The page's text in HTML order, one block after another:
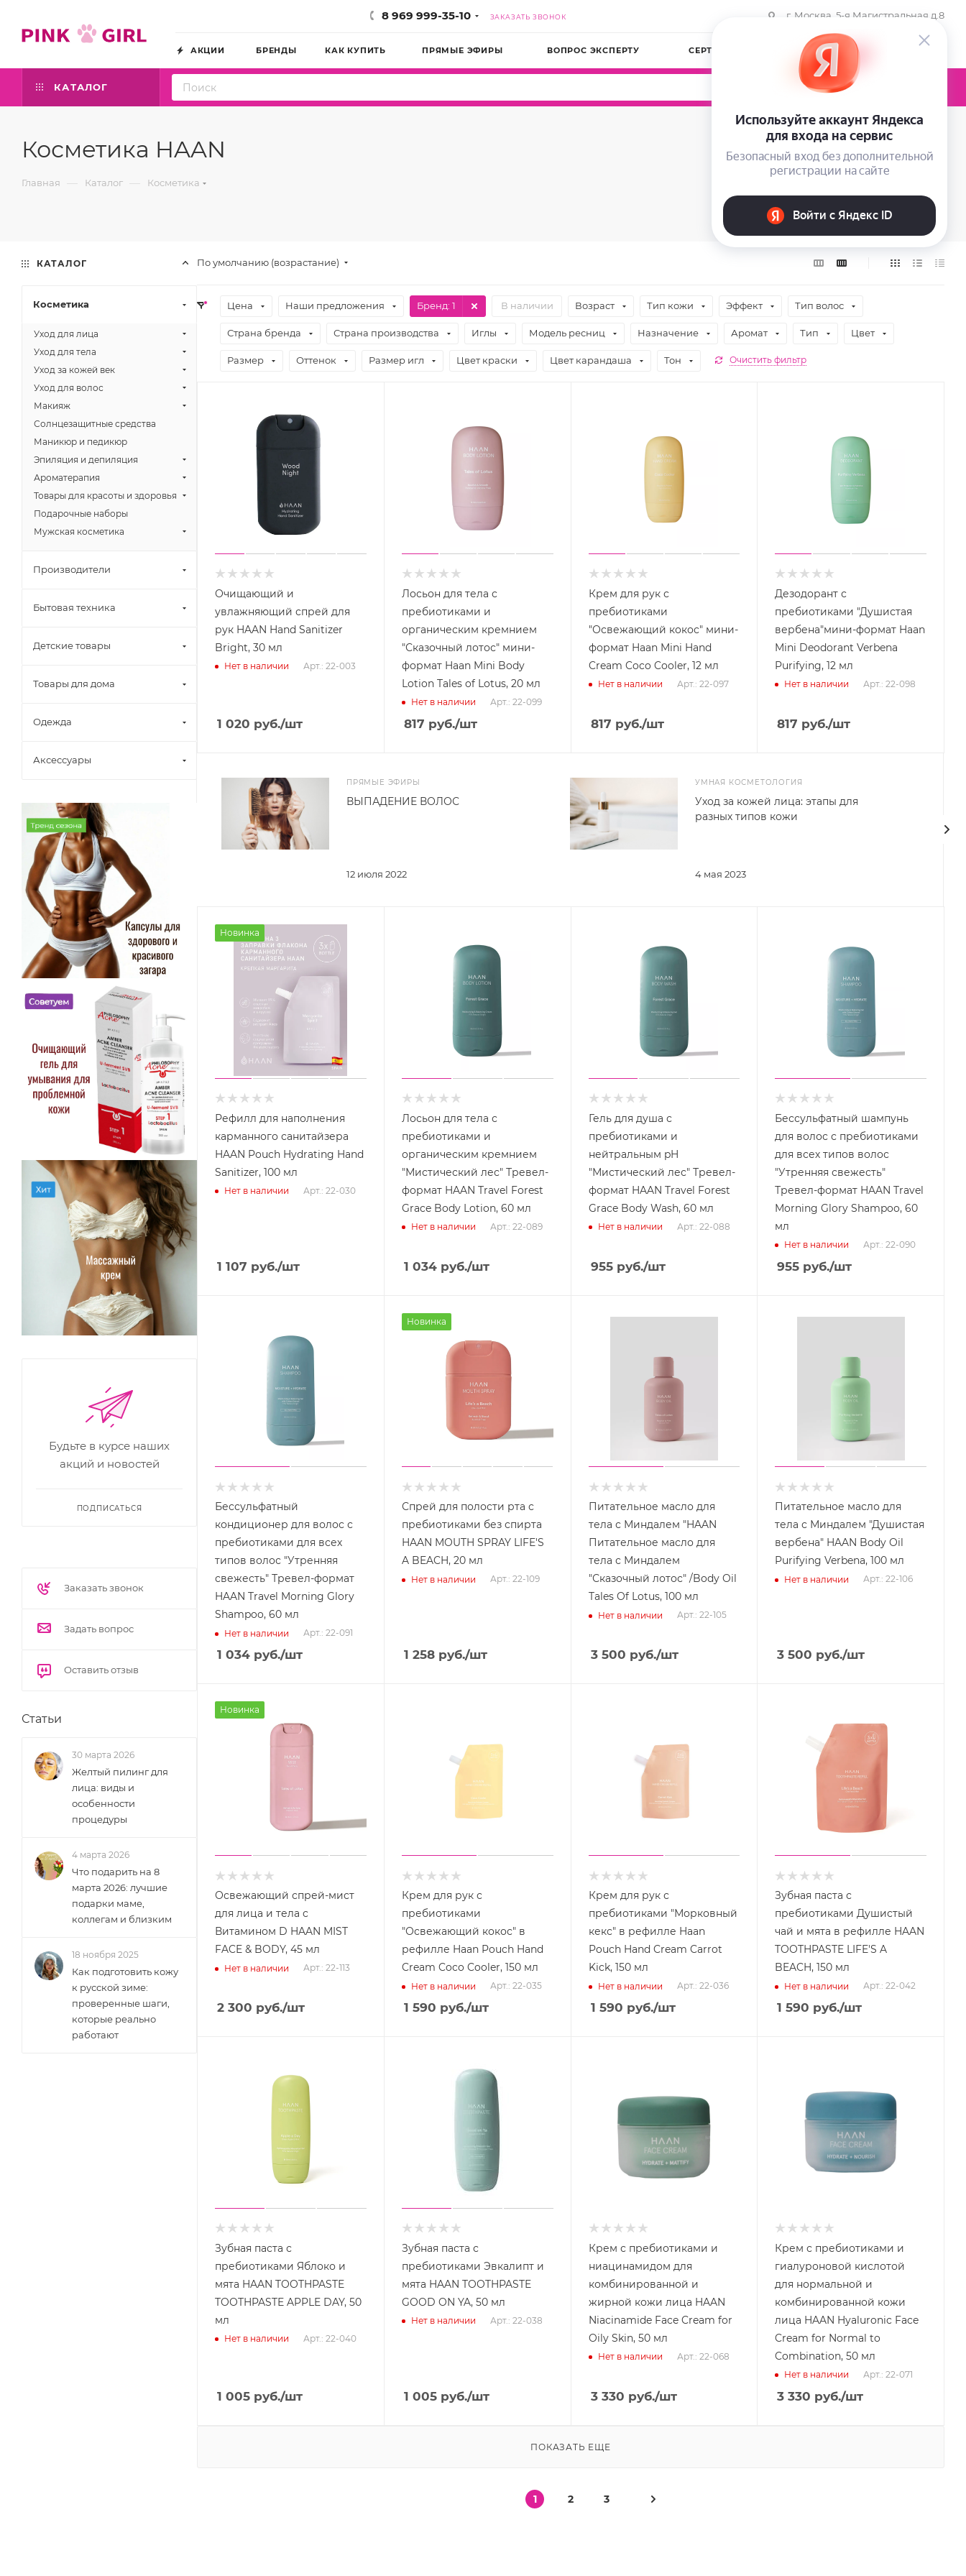
8 969 999-35-10 ЗАКАЗАТЬ ЗВОНОК г. Москва, 5-я Магистральная д.8
АКЦИИ БРЕНДЫ КАК КУПИТЬ ПРЯМЫЕ ЭФИРЫ ВОПРОС ЭКСПЕРТУ СЕРТИФИКАТЫ КОМПАНИЯ
КАТАЛОГ 0
Косметика HAAN
Главная — Каталог — Косметика
По умолчанию (возрастание)
Цена Наши предложения Бренд: 1 В наличии Возраст Тип кожи Эффект Тип волос
Страна бренда Страна производства Иглы Модель ресниц Назначение Аромат Тип Цвет
Размер Оттенок Размер игл Цвет краски Цвет карандаша Тон Очистить фильтр
Очищающий и
увлажняющий спрей для
рук HAAN Hand Sanitizer
Bright, 30 мл
Нет в наличии Арт.: 22-003
1 020 руб./шт
Лосьон для тела с
пребиотиками и
органическим кремнием
"Сказочный лотос" мини-
формат Haan Mini Body
Lotion Tales of Lotus, 20 мл
Нет в наличии Арт.: 22-099
817 руб./шт
Крем для рук с
пребиотиками
"Освежающий кокос" мини-
формат Haan Mini Hand
Cream Coco Cooler, 12 мл
Нет в наличии Арт.: 22-097
817 руб./шт
Дезодорант с
пребиотиками "Душистая
вербена"мини-формат Haan
Mini Deodorant Verbena
Purifying, 12 мл
Нет в наличии Арт.: 22-098
817 руб./шт
ПРЯМЫЕ ЭФИРЫ
12 июля 2022
ВЫПАДЕНИЕ ВОЛОС
УМНАЯ КОСМЕТОЛОГИЯ
4 мая 2023
Уход за кожей лица: этапы для
разных типов кожи
Новинка
Рефилл для наполнения
карманного санитайзера
HAAN Pouch Hydrating Hand
Sanitizer, 100 мл
Нет в наличии Арт.: 22-030
1 107 руб./шт
Лосьон для тела с
пребиотиками и
органическим кремнием
"Мистический лес" Тревел-
формат HAAN Travel Forest
Grace Body Lotion, 60 мл
Нет в наличии Арт.: 22-089
1 034руб./шт
Гель для душа с
пребиотиками и
нейтральным pH
"Мистический лес" Тревел-
формат HAAN Travel Forest
Grace Body Wash, 60 мл
Нет в наличии Арт.: 22-088
955руб./шт
Бессульфатный шампунь
для волос с пребиотиками
для всех типов волос
"Утренняя свежесть"
Тревел-формат HAAN Travel
Morning Glory Shampoo, 60
мл
Нет в наличии Арт.: 22-090
955 руб./шт
Бессульфатный
кондиционер для волос с
пребиотиками для всех
типов волос "Утренняя
свежесть" Тревел-формат
HAAN Travel Morning Glory
Shampoo, 60 мл
Нет в наличии Арт.: 22-091
1 034 руб./шт
Новинка
Спрей для полости рта с
пребиотиками без спирта
HAAN MOUTH SPRAY LIFE'S
A BEACH, 20 мл
Нет в наличии Арт.: 22-109
1 258руб./шт
Питательное масло для
тела с Миндалем "HAAN
Питательное масло для
тела с Миндалем
"Сказочный лотос" /Body Oil
Tales Of Lotus, 100 мл
Нет в наличии Арт.: 22-105
3 500 руб./шт
Питательное масло для
тела с Миндалем "Душистая
вербена" HAAN Body Oil
Purifying Verbena, 100 мл
Нет в наличии Арт.: 22-106
3 500 руб./шт
Новинка
Освежающий спрей-мист
для лица и тела с
Витамином D HAAN MIST
FACE & BODY, 45 мл
Нет в наличии Арт.: 22-113
2 300 руб./шт
Крем для рук с
пребиотиками
"Освежающий кокос" в
рефилле Haan Pouch Hand
Cream Coco Cooler, 150 мл
Нет в наличии Арт.: 22-035
1 590 руб./шт
Крем для рук с
пребиотиками "Морковный
кекс" в рефилле Haan
Pouch Hand Cream Carrot
Kick, 150 мл
Нет в наличии Арт.: 22-036
1 590 руб./шт
Зубная паста с
пребиотиками Душистый
чай и мята в рефилле HAAN
TOOTHPASTE LIFE'S A
BEACH, 150 мл
Нет в наличии Арт.: 22-042
1 590 руб./шт
Зубная паста с
пребиотиками Яблоко и
мята HAAN TOOTHPASTE
TOOTHPASTE APPLE DAY, 50
мл
Нет в наличии Арт.: 22-040
1 005 руб./шт
Зубная паста с
пребиотиками Эвкалипт и
мята HAAN TOOTHPASTE
GOOD ON YA, 50 мл
Нет в наличии Арт.: 22-038
1 005руб./шт
Крем с пребиотиками и
ниацинамидом для
комбинированной и
жирной кожи лица HAAN
Niacinamide Face Cream for
Oily Skin, 50 мл
Нет в наличии Арт.: 22-068
3 330 руб./шт
Крем с пребиотиками и
гиалуроновой кислотой
для нормальной и
комбинированной кожи
лица HAAN Hyaluronic Face
Cream for Normal to
Combination, 50 мл
Нет в наличии Арт.: 22-071
3 330 руб./шт
ПОКАЗАТЬ ЕЩЕ
1 2 3
КАТАЛОГ
Косметика
Уход для лица
Уход для тела
Уход за кожей век
Уход для волос
Макияж
Солнцезащитные средства
Маникюр и педикюр
Эпиляция и депиляция
Ароматерапия
Товары для красоты и здоровья
Подарочные наборы
Мужская косметика
Производители
Бытовая техника
Детские товары
Товары для дома
Одежда
Аксессуары
Будьте в курсе наших
акций и новостей
ПОДПИСАТЬСЯ
Заказать звонок
Задать вопрос
Оставить отзыв
Статьи
30 марта 2026
Желтый пилинг для
лица: виды и
особенности
процедуры
4 марта 2026
Что подарить на 8
марта 2026: лучшие
подарки маме,
коллегам и близким
18 ноября 2025
Как подготовить кожу
к русской зиме:
проверенные шаги,
которые реально
работают